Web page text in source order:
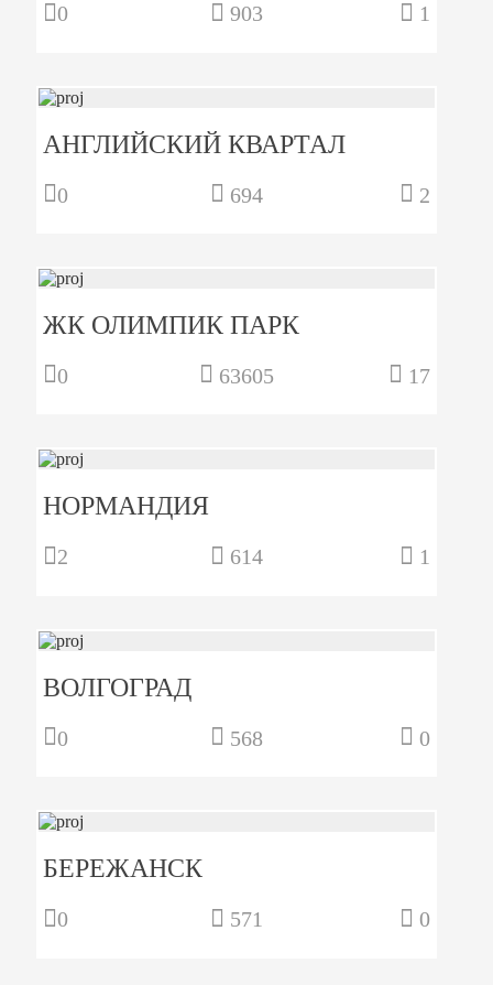
0 903 1
АНГЛИЙСКИЙ КВАРТАЛ
0 694 2
ЖК ОЛИМПИК ПАРК
0 63605 17
НОРМАНДИЯ
2 614 1
ВОЛГОГРАД
0 568 0
БЕРЕЖАНСК
0 571 0